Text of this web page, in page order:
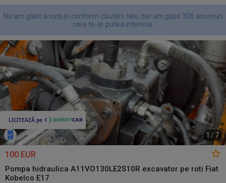
Nu am găsit anunțuri conform căutării tale, dar am găsit 306 anunțuri
care te-ar putea interesa.
1 / 7
100 EUR
Pompa hidraulica A11VO130LE2S10R excavator pe roti Fiat
Kobelco E17